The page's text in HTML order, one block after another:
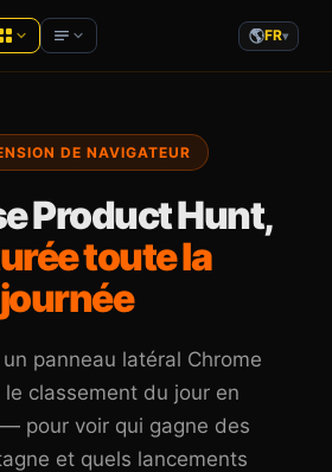
NODUS AI
Vos discussions IA en savoir structuré
YT Radar
Classement des vidéos YouTube, en
direct
Un Hacker News plus calme
Product Hunt, avec historique
Notes, documents et fichiers dans le
navigateur
Product Hunt — Live analytics
YouTube
AI newsletters
Recommended tools
FR▾
DE NAVIGATEUR
Product Hunt,
toute la
journée
panneau latéral Chrome
classement du jour en
pour voir qui gagne des
et quels lancements